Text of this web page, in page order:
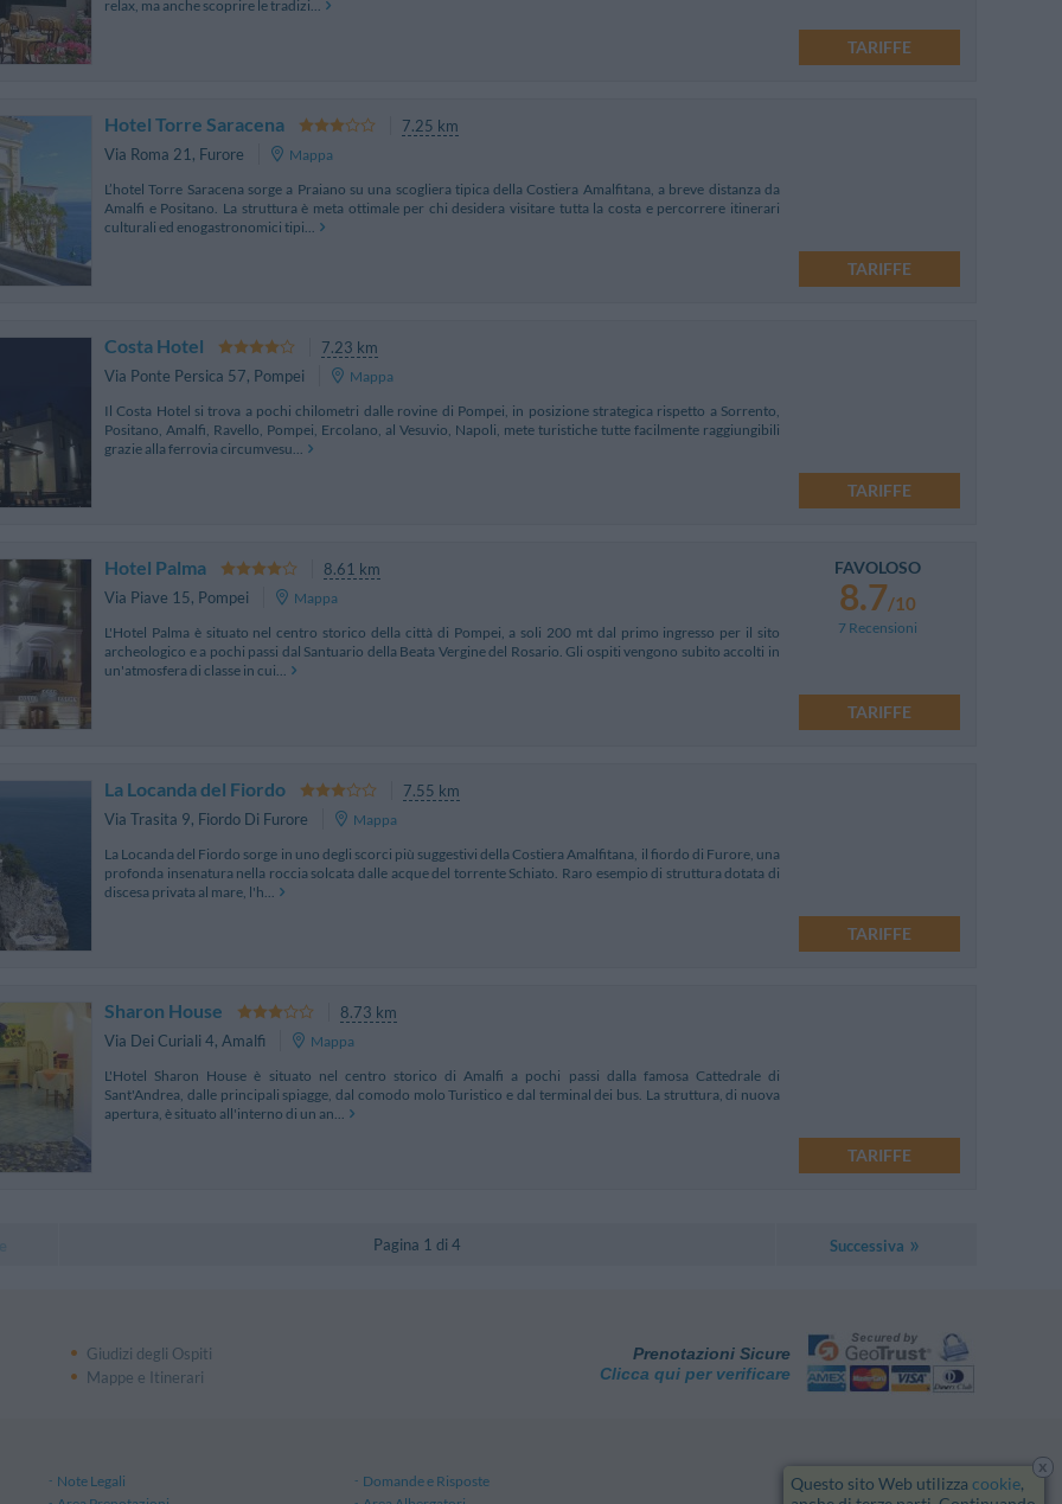
relax, ma anche scoprire le tradizi...
TARIFFE
Hotel Torre Saracena
7.25 km
Via Roma 21, Furore
Mappa
L’hotel Torre Saracena sorge a Praiano su una scogliera tipica della Costiera Amalfitana, a breve distanza da
Amalfi e Positano. La struttura è meta ottimale per chi desidera visitare tutta la costa e percorrere itinerari
culturali ed enogastronomici tipi...
TARIFFE
Costa Hotel
7.23 km
Via Ponte Persica 57, Pompei
Mappa
Il Costa Hotel si trova a pochi chilometri dalle rovine di Pompei, in posizione strategica rispetto a Sorrento,
Positano, Amalfi, Ravello, Pompei, Ercolano, al Vesuvio, Napoli, mete turistiche tutte facilmente raggiungibili
grazie alla ferrovia circumvesu...
TARIFFE
Hotel Palma
8.61 km
Via Piave 15, Pompei
Mappa
L'Hotel Palma è situato nel centro storico della città di Pompei, a soli 200 mt dal primo ingresso per il sito
archeologico e a pochi passi dal Santuario della Beata Vergine del Rosario. Gli ospiti vengono subito accolti in
un'atmosfera di classe in cui...
FAVOLOSO
8.7/10
7 Recensioni
TARIFFE
La Locanda del Fiordo
7.55 km
Via Trasita 9, Fiordo Di Furore
Mappa
La Locanda del Fiordo sorge in uno degli scorci più suggestivi della Costiera Amalfitana, il fiordo di Furore, una
profonda insenatura nella roccia solcata dalle acque del torrente Schiato. Raro esempio di struttura dotata di
discesa privata al mare, l'h...
TARIFFE
Sharon House
8.73 km
Via Dei Curiali 4, Amalfi
Mappa
L'Hotel Sharon House è situato nel centro storico di Amalfi a pochi passi dalla famosa Cattedrale di
Sant'Andrea, dalle principali spiagge, dal comodo molo Turistico e dal terminal dei bus. La struttura, di nuova
apertura, è situato all'interno di un an...
TARIFFE
Pagina 1 di 4 Successiva
Giudizi degli Ospiti
Mappe e Itinerari
Prenotazioni Sicure
Clicca qui per verificare
Note Legali
Domande e Risposte
x
Questo sito Web utilizza cookie,